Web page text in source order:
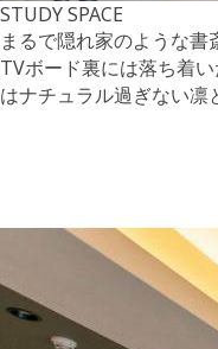
STUDY SPACE
まるで隠れ家のような書
TVボード裏には落ち着
はナチュラル過ぎない凛